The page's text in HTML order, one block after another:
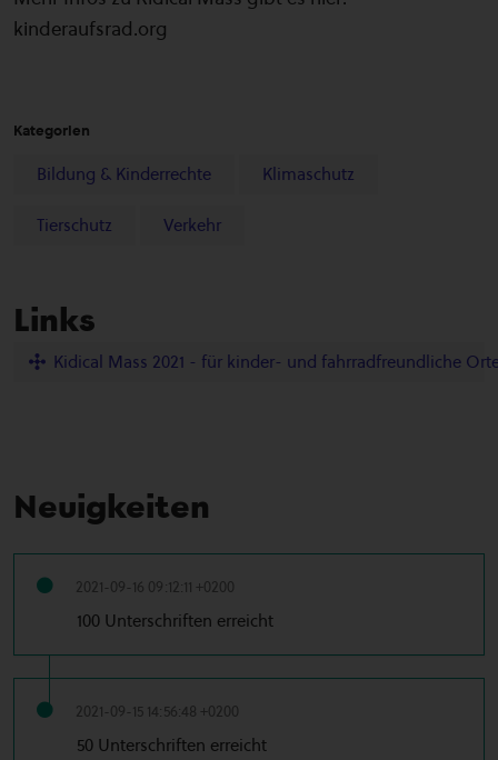
kinderaufsrad.org
Kategorien
Bildung & Kinderrechte Klimaschutz
Tierschutz Verkehr
Links
Kidical Mass 2021 - für kinder- und fahrradfreundliche
Neuigkeiten
2021-09-16 09:12:11 +0200
100 Unterschriften erreicht
2021-09-15 14:56:48 +0200
50 Unterschriften erreicht